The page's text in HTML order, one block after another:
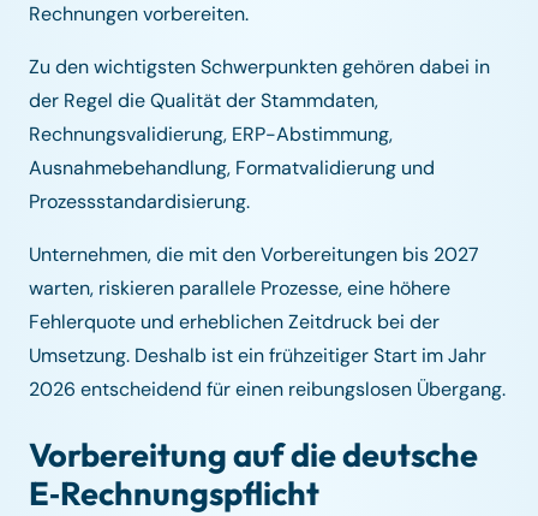
Rechnungen vorbereiten.
Zu den wichtigsten Schwerpunkten gehören dabei in
der Regel die Qualität der Stammdaten,
Rechnungsvalidierung, ERP-Abstimmung,
Ausnahmebehandlung, Formatvalidierung und
Prozessstandardisierung.
Unternehmen, die mit den Vorbereitungen bis 2027
warten, riskieren parallele Prozesse, eine höhere
Fehlerquote und erheblichen Zeitdruck bei der
Umsetzung. Deshalb ist ein frühzeitiger Start im Jahr
2026 entscheidend für einen reibungslosen Übergang.
Vorbereitung auf die deutsche
E‑Rechnungspflicht